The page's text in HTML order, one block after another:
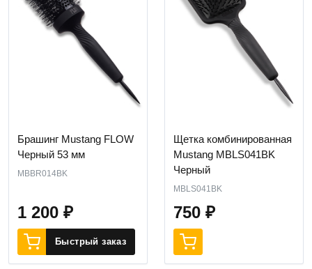
Брашинг Mustang FLOW
Черный 53 мм
MBBR014BK
1 200 ₽
Быстрый заказ
Щетка комбинированная
Mustang MBLS041BK
Черный
MBLS041BK
750 ₽